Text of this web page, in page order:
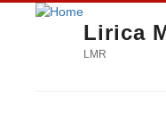
Lirica
LMR